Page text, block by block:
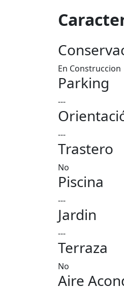
En Construccion
Parking
---
---
Trastero
No
Piscina
---
Jardin
---
Terraza
No
Aire